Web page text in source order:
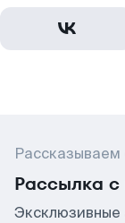
Рассказываем
Рассылка
Эксклюзивные